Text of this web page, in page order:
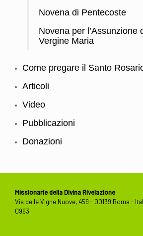
Novena di Pentecoste
Novena per l’Assunzione
Vergine Maria
Come pregare il Santo
Articoli
Video
Pubblicazioni
Donazioni
Missionarie della Divina Rivelazione
Via delle Vigne Nuove, 459 - 00139 Roma -
0963